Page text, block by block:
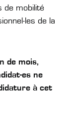
de mobilité
les de la
de mois,
es ne
à cet